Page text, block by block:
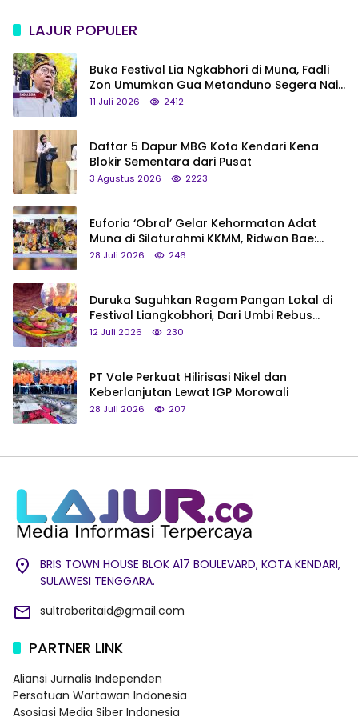
LAJUR POPULER
Buka Festival Lia Ngkabhori di Muna, Fadli
Zon Umumkan Gua Metanduno Segera Naik
Status Jadi Cagar Budaya Nasional
11 Juli 2026 2412
Daftar 5 Dapur MBG Kota Kendari Kena
Blokir Sementara dari Pusat
3 Agustus 2026 2223
Euforia ‘Obral’ Gelar Kehormatan Adat
Muna di Silaturahmi KKMM, Ridwan Bae:
Saya Bukan Tipe Begitu, Belum Pantas!
28 Juli 2026 246
Duruka Suguhkan Ragam Pangan Lokal di
Festival Liangkobhori, Dari Umbi Rebus
hingga Tumpeng Beras Muna
12 Juli 2026 230
PT Vale Perkuat Hilirisasi Nikel dan
Keberlanjutan Lewat IGP Morowali
28 Juli 2026 207
BRIS TOWN HOUSE BLOK A17 BOULEVARD, KOTA KENDARI,
SULAWESI TENGGARA.
sultraberitaid@gmail.com
PARTNER LINK
Aliansi Jurnalis Independen
Persatuan Wartawan Indonesia
Asosiasi Media Siber Indonesia